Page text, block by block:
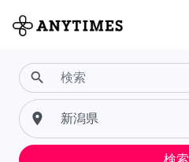
search
place
検索